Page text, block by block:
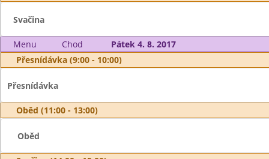
Svačina
Menu Chod
Pátek 4. 8. 2017
Přesnídávka (9:00 - 10:00)
Přesnídávka
Oběd (11:00 - 13:00)
Oběd